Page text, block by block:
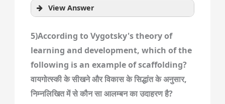
View Answer
5)According to Vygotsky's theory of
learning and development, which of the
following is an example of scaffolding?
वायगोत्स्की के सीखने और विकास के सिद्धांत के अनुसार,
निम्नलिखित में से कौन सा आलम्बन का उदाहरण है?